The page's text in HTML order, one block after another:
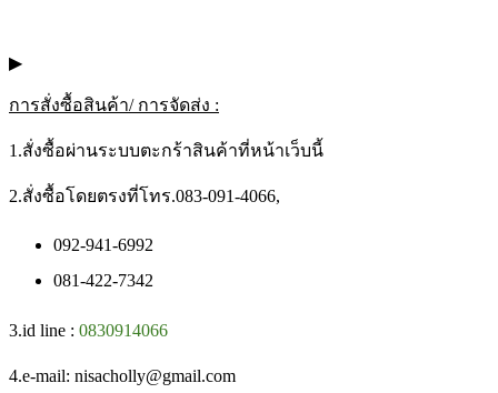
▶
การสั่งซื้อสินค้า/ การจัดส่ง :
1.สั่งซื้อผ่านระบบตะกร้าสินค้าที่หน้าเว็บนี้
2.สั่งซื้อโดยตรงที่โทร.083-091-4066,
092-941-6992
081-422-7342
3.id line : 0830914066
4.e-mail: nisacholly@gmail.com